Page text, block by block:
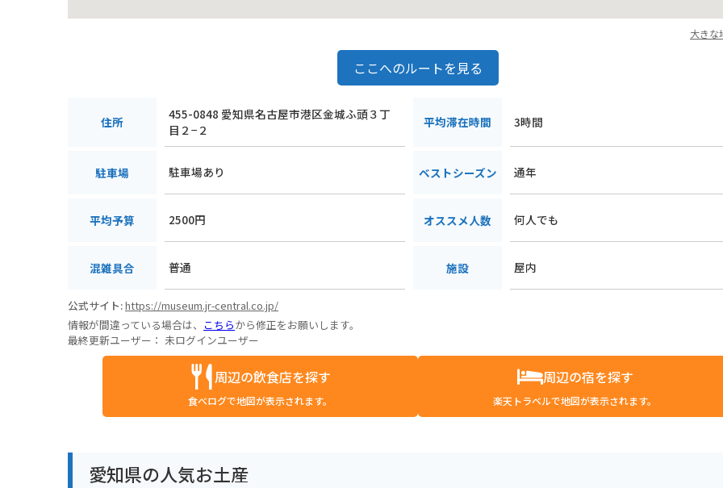
大きな
ここへのルートを見る
住所
455-0848 愛知県名古屋市港区金城ふ頭３丁
目２−２
平均滞在時間 3時間
駐車場 駐車場あり ベストシーズン 通年
平均予算 2500円 オススメ人数 何人でも
混雑具合 普通 施設 屋内
公式サイト:https://museum.jr-central.co.jp/
情報が間違っている場合は、 こちらから修正をお願いします。
最終更新ユーザー： 未ログインユーザー
周辺の飲食店を探す
食べログで地図が表示されます。
周辺の宿を探す
楽天トラベルで地図が表示されます。
愛知県の人気お土産